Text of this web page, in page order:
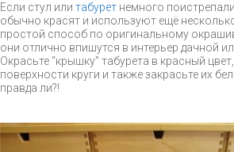
Если стул или табурет немного
обычно красят и используют ещё
простой способ по оригинальному
они отлично впишутся в интерьер дачной
Окрасьте “крышку” табурета в красный
поверхности круги и также закрасьте их
правда ли?!